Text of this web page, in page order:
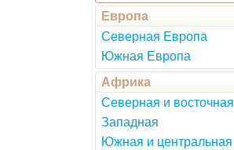
Европа
Северная Европа
Южная Европа
Африка
Северная и восточная
Западная
Южная и центральная